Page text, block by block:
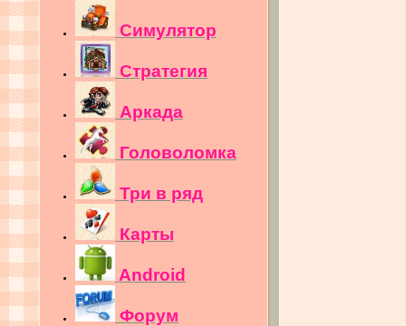
Симулятор
Стратегия
Аркада
Головоломка
Три в ряд
Карты
Android
Форум